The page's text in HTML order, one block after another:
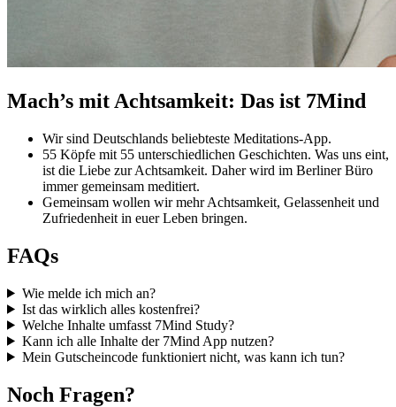
Mach’s mit Achtsamkeit: Das ist 7Mind
Wir sind Deutschlands beliebteste Meditations-App.
55 Köpfe mit 55 unterschiedlichen Geschichten. Was uns eint,
ist die Liebe zur Achtsamkeit. Daher wird im Berliner Büro
immer gemeinsam meditiert.
Gemeinsam wollen wir mehr Achtsamkeit, Gelassenheit und
Zufriedenheit in euer Leben bringen.
FAQs
Wie melde ich mich an?
Ist das wirklich alles kostenfrei?
Welche Inhalte umfasst 7Mind Study?
Kann ich alle Inhalte der 7Mind App nutzen?
Mein Gutscheincode funktioniert nicht, was kann ich tun?
Noch Fragen?